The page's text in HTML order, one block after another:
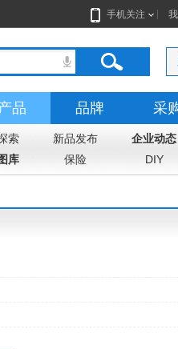
手机关注
品 品牌 采
索 新品发布 企业动态
库 保险 DIY